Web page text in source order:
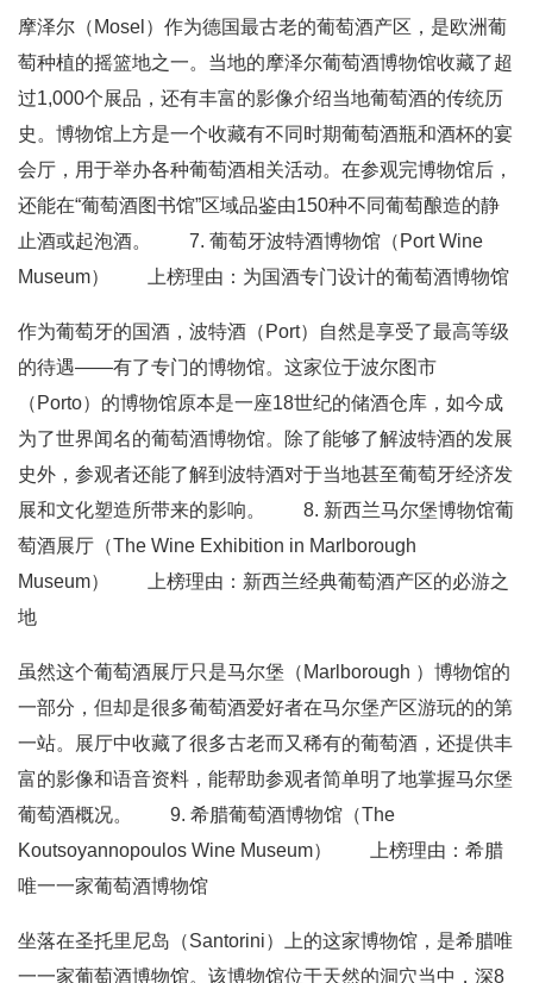
摩泽尔（Mosel）作为德国最古老的葡萄酒产区，是欧洲葡
萄种植的摇篮地之一。当地的摩泽尔葡萄酒博物馆收藏了超
过1,000个展品，还有丰富的影像介绍当地葡萄酒的传统历
史。博物馆上方是一个收藏有不同时期葡萄酒瓶和酒杯的宴
会厅，用于举办各种葡萄酒相关活动。在参观完博物馆后，
还能在“葡萄酒图书馆”区域品鉴由150种不同葡萄酿造的静
止酒或起泡酒。 7. 葡萄牙波特酒博物馆（Port Wine
Museum） 上榜理由：为国酒专门设计的葡萄酒博物馆
作为葡萄牙的国酒，波特酒（Port）自然是享受了最高等级
的待遇——有了专门的博物馆。这家位于波尔图市
（Porto）的博物馆原本是一座18世纪的储酒仓库，如今成
为了世界闻名的葡萄酒博物馆。除了能够了解波特酒的发展
史外，参观者还能了解到波特酒对于当地甚至葡萄牙经济发
展和文化塑造所带来的影响。 8. 新西兰马尔堡博物馆葡
萄酒展厅（The Wine Exhibition in Marlborough
Museum） 上榜理由：新西兰经典葡萄酒产区的必游之
地
虽然这个葡萄酒展厅只是马尔堡（Marlborough ）博物馆的
一部分，但却是很多葡萄酒爱好者在马尔堡产区游玩的的第
一站。展厅中收藏了很多古老而又稀有的葡萄酒，还提供丰
富的影像和语音资料，能帮助参观者简单明了地掌握马尔堡
葡萄酒概况。 9. 希腊葡萄酒博物馆（The
Koutsoyannopoulos Wine Museum） 上榜理由：希腊
唯一一家葡萄酒博物馆
坐落在圣托里尼岛（Santorini）上的这家博物馆，是希腊唯
一一家葡萄酒博物馆。该博物馆位于天然的洞穴当中，深8